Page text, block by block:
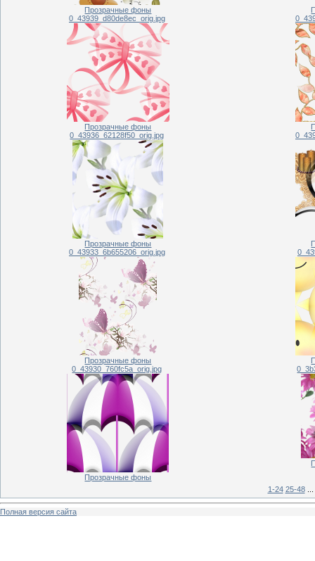
Прозрачные фоны
0_43939_d80de8ec_orig.jpg
Прозрачные фоны
0_43936_62128f50_orig.jpg
Прозрачные фоны
0_43933_6b655206_orig.jpg
Прозрачные фоны
0_43930_760fc5a_orig.jpg
Прозрачные фоны
1-24 25-48
Полная версия сайта